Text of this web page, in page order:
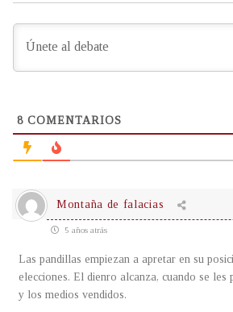
8 COMENTARIOS
Montaña de falacias
5 años atrás
Las pandillas empiezan a apretar en su
elecciones. El dienro alcanza, cuando se les
y los medios vendidos.